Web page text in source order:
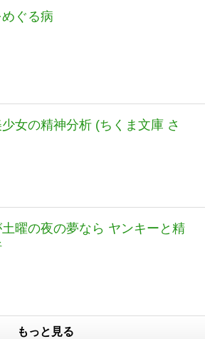
ぐる病
女の精神分析 (ちくま文庫 さ
曜の夜の夢なら ヤンキーと精
もっと見る